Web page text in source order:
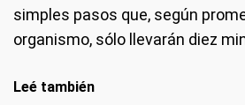
simples pasos que, según
organismo, sólo llevarán diez
Leé también